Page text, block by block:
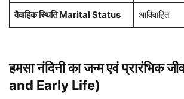
वैवाहिक स्थिति Marital Status आविवाहित
हमसा नंदिनीका जन्म एवं प्रारंभिक
and Early Life)